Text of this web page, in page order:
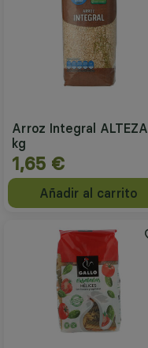
Arroz Integral ALTEZA
kg
1,65 €
Añadir al carrito